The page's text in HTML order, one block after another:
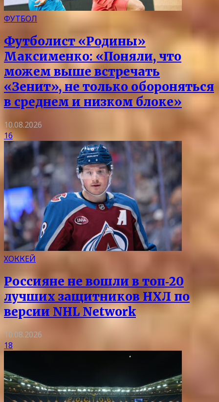
ФУТБОЛ
Футболист «Родины»
Максименко: «Поняли, что
можем выше встречать
«Зенит», не только обороняться
в среднем и низком блоке»
10.08.2026
16
ХОККЕЙ
Россияне не вошли в топ‑20
лучших защитников НХЛ по
версии NHL Network
10.08.2026
18